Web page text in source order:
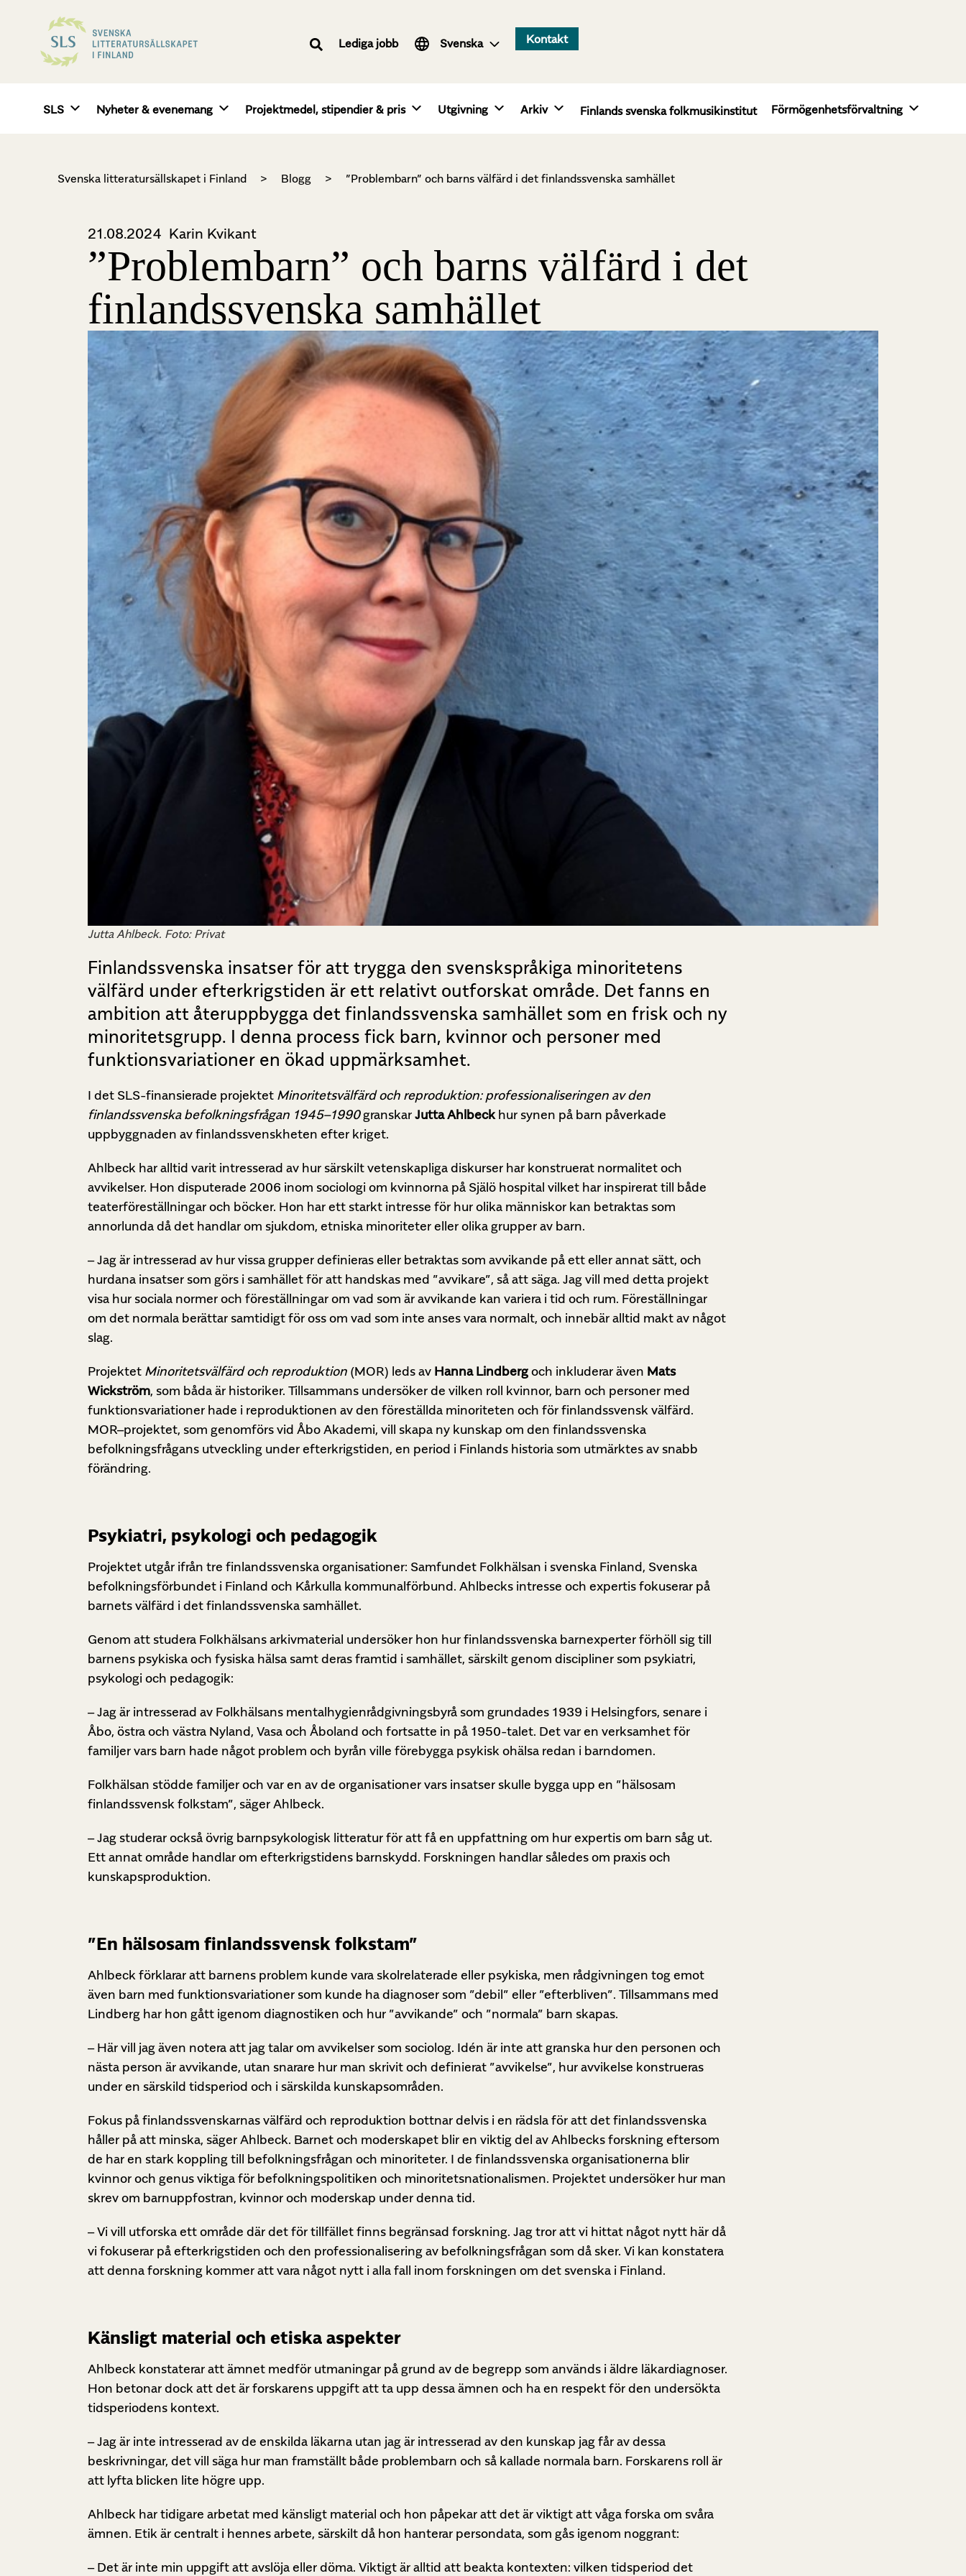
Lediga jobb Svenska
English Kontakt
SLS Nyheter & evenemang Projektmedel, stipendier & pris Utgivning Arkiv Finlands svenska folkmusikinstitut Förmögenhetsförvaltning
Svenska litteratursällskapet i Finland > Blogg > ”Problembarn” och barns välfärd i det finlandssvenska samhället
21.08.2024 Karin Kvikant
”Problembarn” och barns välfärd i det
finlandssvenska samhället
Jutta Ahlbeck. Foto: Privat
Finlandssvenska insatser för att trygga den svenskspråkiga minoritetens
välfärd under efterkrigstiden är ett relativt outforskat område. Det fanns en
ambition att återuppbygga det finlandssvenska samhället som en frisk och ny
minoritetsgrupp. I denna process fick barn, kvinnor och personer med
funktionsvariationer en ökad uppmärksamhet.
I det SLS-finansierade projektet Minoritetsvälfärd och reproduktion: professionaliseringen av den
finlandssvenska befolkningsfrågan 1945–1990granskarJutta Ahlbeckhur synen på barn påverkade
uppbyggnaden av finlandssvenskheten efter kriget.
Ahlbeck har alltid varit intresserad av hur särskilt vetenskapliga diskurser har konstruerat normalitet och
avvikelser. Hon disputerade 2006 inom sociologi om kvinnorna på Själö hospital vilket har inspirerat till både
teaterföreställningar och böcker. Hon har ett starkt intresse för hur olika människor kan betraktas som
annorlunda då det handlar om sjukdom, etniska minoriteter eller olika grupper av barn.
– Jag är intresserad av hur vissa grupper definieras eller betraktas som avvikande på ett eller annat sätt, och
hurdana insatser som görs i samhället för att handskas med ”avvikare”, så att säga. Jag vill med detta projekt
visa hur sociala normer och föreställningar om vad som är avvikande kan variera i tid och rum. Föreställningar
om det normala berättar samtidigt för oss om vad som inte anses vara normalt, och innebär alltid makt av något
slag.
Projektet Minoritetsvälfärd och reproduktion (MOR) leds av Hanna Lindbergoch inkluderar även Mats
Wickström, som båda är historiker. Tillsammans undersöker de vilken roll kvinnor, barn och personer med
funktionsvariationer hade i reproduktionen av den föreställda minoriteten och för finlandssvensk välfärd.
MOR–projektet, som genomförs vid Åbo Akademi, vill skapa ny kunskap om den finlandssvenska
befolkningsfrågans utveckling under efterkrigstiden, en period i Finlands historia som utmärktes av snabb
förändring.
Psykiatri, psykologi och pedagogik
Projektet utgår ifrån tre finlandssvenska organisationer: Samfundet Folkhälsan i svenska Finland, Svenska
befolkningsförbundet i Finland och Kårkulla kommunalförbund. Ahlbecks intresse och expertis fokuserar på
barnets välfärd i det finlandssvenska samhället.
Genom att studera Folkhälsans arkivmaterial undersöker hon hur finlandssvenska barnexperter förhöll sig till
barnens psykiska och fysiska hälsa samt deras framtid i samhället, särskilt genom discipliner som psykiatri,
psykologi och pedagogik:
– Jag är intresserad av Folkhälsans mentalhygienrådgivningsbyrå som grundades 1939 i Helsingfors, senare i
Åbo, östra och västra Nyland, Vasa och Åboland och fortsatte in på 1950-talet. Det var en verksamhet för
familjer vars barn hade något problem och byrån ville förebygga psykisk ohälsa redan i barndomen.
Folkhälsan stödde familjer och var en av de organisationer vars insatser skulle bygga upp en ”hälsosam
finlandssvensk folkstam”, säger Ahlbeck.
– Jag studerar också övrig barnpsykologisk litteratur för att få en uppfattning om hur expertis om barn såg ut.
Ett annat område handlar om efterkrigstidens barnskydd. Forskningen handlar således om praxis och
kunskapsproduktion.
”En hälsosam finlandssvensk folkstam”
Ahlbeck förklarar att barnens problem kunde vara skolrelaterade eller psykiska, men rådgivningen tog emot
även barn med funktionsvariationer som kunde ha diagnoser som ”debil” eller ”efterbliven”. Tillsammans med
Lindberg har hon gått igenom diagnostiken och hur ”avvikande” och ”normala” barn skapas.
– Här vill jag även notera att jag talar om avvikelser som sociolog. Idén är inte att granska hur den personen och
nästa person är avvikande, utan snarare hur man skrivit och definierat ”avvikelse”, hur avvikelse konstrueras
under en särskild tidsperiod och i särskilda kunskapsområden.
Fokus på finlandssvenskarnas välfärd och reproduktion bottnar delvis i en rädsla för att det finlandssvenska
håller på att minska, säger Ahlbeck. Barnet och moderskapet blir en viktig del av Ahlbecks forskning eftersom
de har en stark koppling till befolkningsfrågan och minoriteter. I de finlandssvenska organisationerna blir
kvinnor och genus viktiga för befolkningspolitiken och minoritetsnationalismen. Projektet undersöker hur man
skrev om barnuppfostran, kvinnor och moderskap under denna tid.
– Vi vill utforska ett område där det för tillfället finns begränsad forskning. Jag tror att vi hittat något nytt här då
vi fokuserar på efterkrigstiden och den professionalisering av befolkningsfrågan som då sker. Vi kan konstatera
att denna forskning kommer att vara något nytt i alla fall inom forskningen om det svenska i Finland.
Känsligt material och etiska aspekter
Ahlbeck konstaterar att ämnet medför utmaningar på grund av de begrepp som används i äldre läkardiagnoser.
Hon betonar dock att det är forskarens uppgift att ta upp dessa ämnen och ha en respekt för den undersökta
tidsperiodens kontext.
– Jag är inte intresserad av de enskilda läkarna utan jag är intresserad av den kunskap jag får av dessa
beskrivningar, det vill säga hur man framställt både problembarn och så kallade normala barn. Forskarens roll är
att lyfta blicken lite högre upp.
Ahlbeck har tidigare arbetat med känsligt material och hon påpekar att det är viktigt att våga forska om svåra
ämnen. Etik är centralt i hennes arbete, särskilt då hon hanterar persondata, som gås igenom noggrant:
– Det är inte min uppgift att avslöja eller döma. Viktigt är alltid att beakta kontexten: vilken tidsperiod det